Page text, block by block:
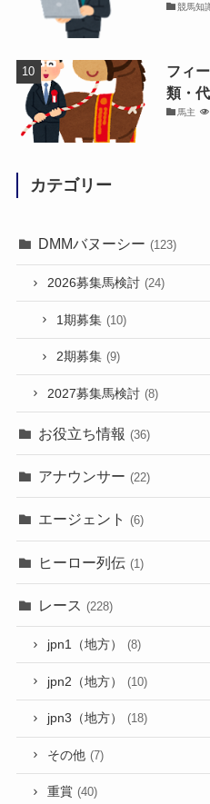
競馬知
フィ
類・
馬主
カテゴリー
DMMバヌーシー (123)
2026募集馬検討 (24)
1期募集 (10)
2期募集 (9)
2027募集馬検討 (8)
お役立ち情報 (36)
アナウンサー (22)
エージェント (6)
ヒーロー列伝 (1)
レース (228)
jpn1（地方） (8)
jpn2（地方） (10)
jpn3（地方） (18)
その他 (7)
重賞 (40)